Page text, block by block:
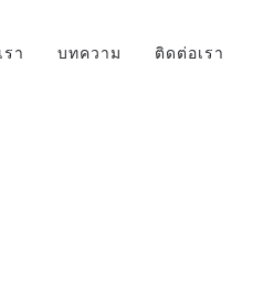
า บทความ ติดต่อเรา